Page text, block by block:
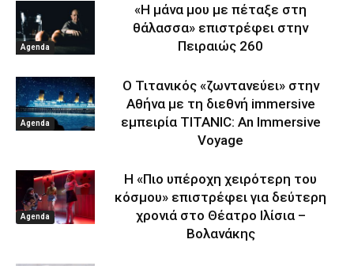
Agenda
«Η μάνα μου με πέταξε στη
θάλασσα» επιστρέφει στην
Πειραιώς 260
Agenda
Ο Τιτανικός «ζωντανεύει» στην
Αθήνα με τη διεθνή immersive
εμπειρία TITANIC: An Immersive
Voyage
Agenda
Η «Πιο υπέροχη χειρότερη του
κόσμου» επιστρέφει για δεύτερη
χρονιά στο Θέατρο Ιλίσια –
Βολανάκης